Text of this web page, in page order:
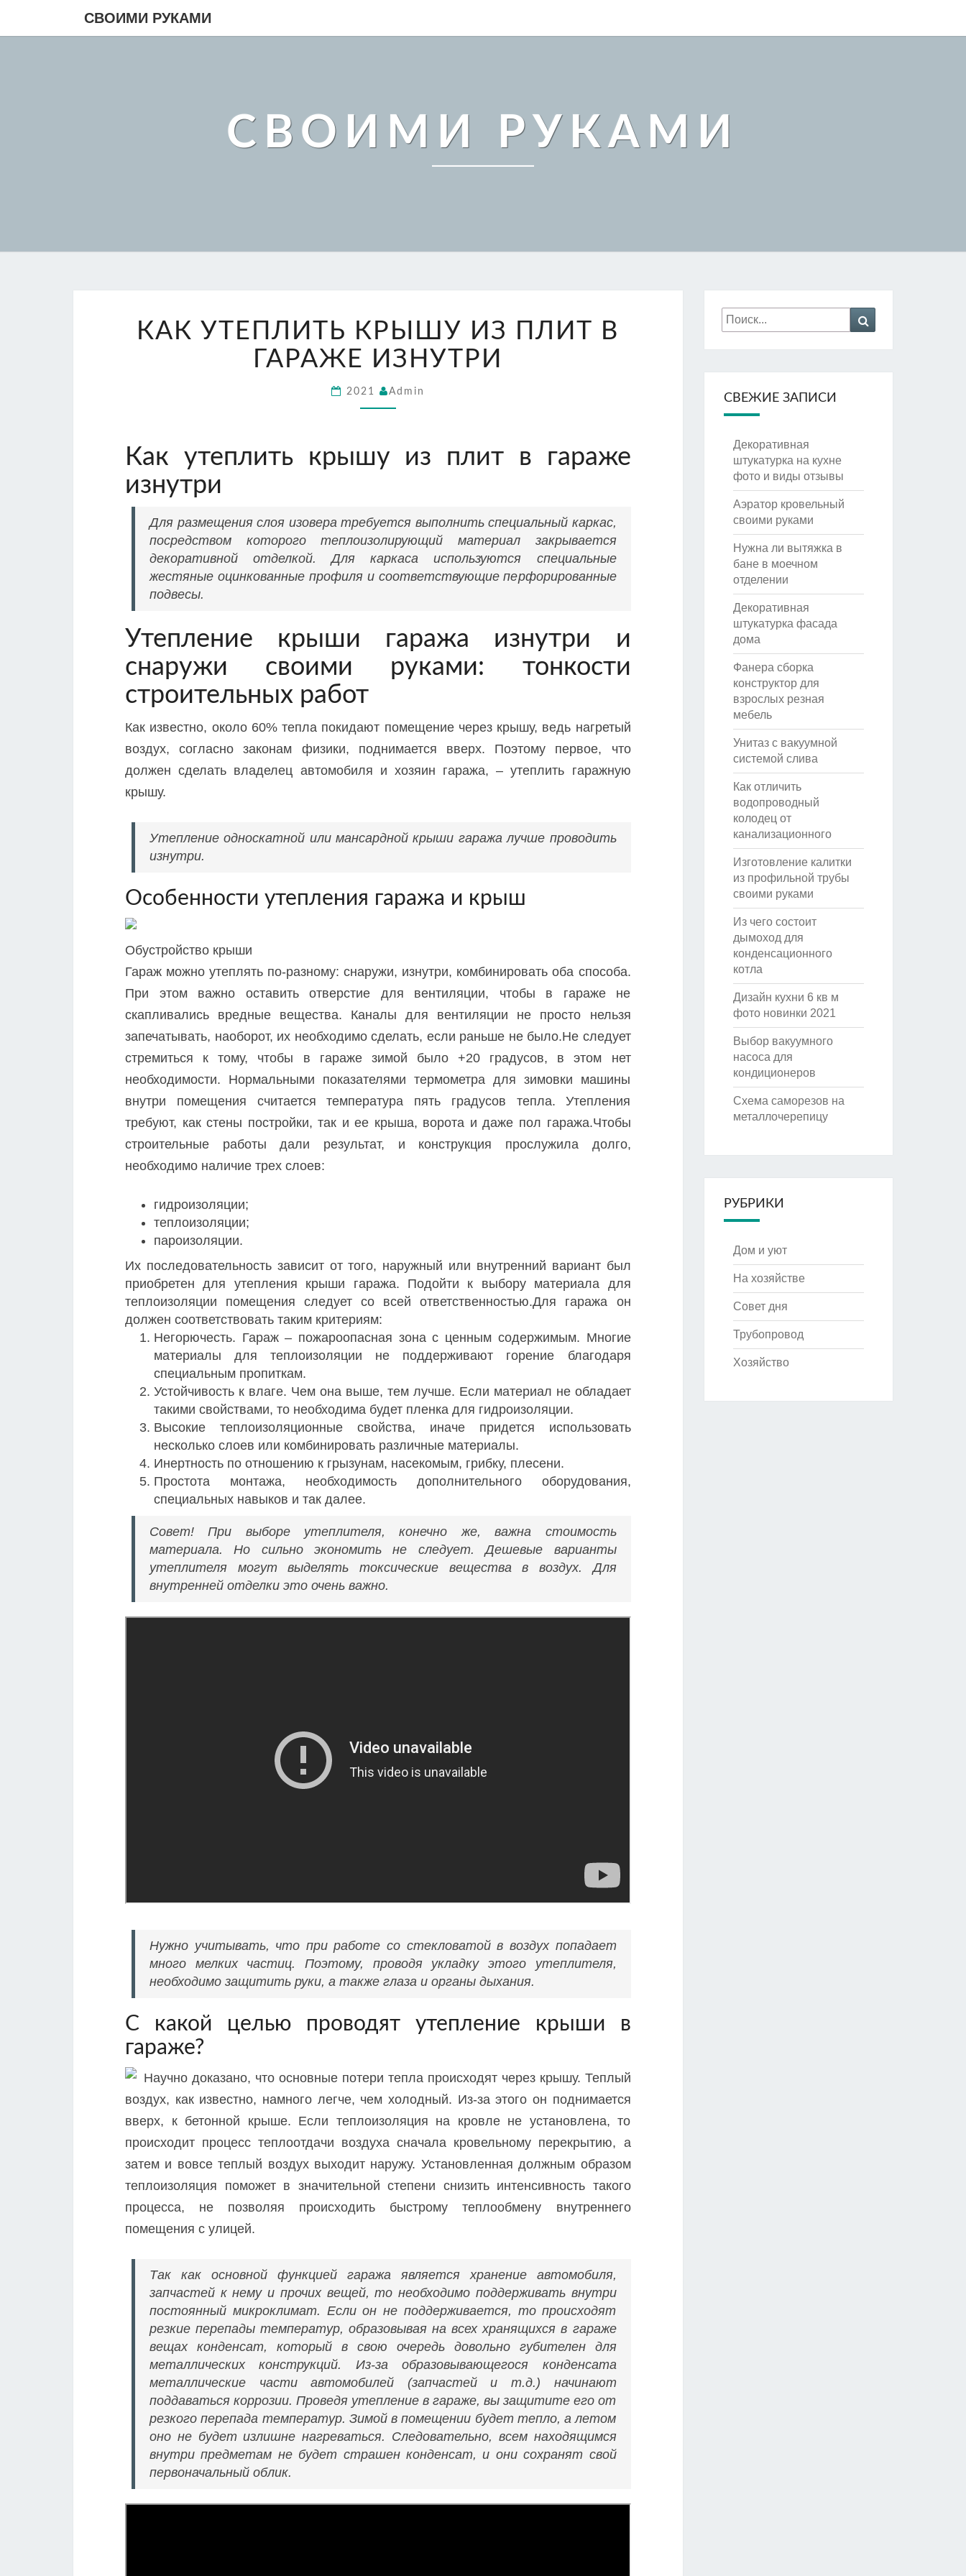
СВОИМИ РУКАМИ
СВОИМИ РУКАМИ
УТЕПЛИТЬ
КРЫШУ
ИЗ
ПЛИТ
КАК УТЕПЛИТЬ КРЫШУ ИЗ ПЛИТ В
ГАРАЖЕ ИЗНУТРИ
2021 Admin
Как утеплить крышу из плит в гараже
изнутри
Для размещения слоя изовера требуется выполнить специальный каркас,
посредством которого теплоизолирующий материал закрывается
декоративной отделкой. Для каркаса используются специальные
жестяные оцинкованные профиля и соответствующие перфорированные
подвесы.
Утепление крыши гаража изнутри и
снаружи своими руками: тонкости
строительных работ
Как известно, около 60% тепла покидают помещение через крышу, ведь нагретый
воздух, согласно законам физики, поднимается вверх. Поэтому первое, что
должен сделать владелец автомобиля и хозяин гаража, – утеплить гаражную
крышу.
Утепление односкатной или мансардной крыши гаража лучше проводить
изнутри.
Особенности утепления гаража и крыш
Обустройство крыши
Гараж можно утеплять по-разному: снаружи, изнутри, комбинировать оба способа.
При этом важно оставить отверстие для вентиляции, чтобы в гараже не
скапливались вредные вещества. Каналы для вентиляции не просто нельзя
запечатывать, наоборот, их необходимо сделать, если раньше не было.Не следует
стремиться к тому, чтобы в гараже зимой было +20 градусов, в этом нет
необходимости. Нормальными показателями термометра для зимовки машины
внутри помещения считается температура пять градусов тепла. Утепления
требуют, как стены постройки, так и ее крыша, ворота и даже пол гаража.Чтобы
строительные работы дали результат, и конструкция прослужила долго,
необходимо наличие трех слоев:
гидроизоляции;
теплоизоляции;
пароизоляции.
Их последовательность зависит от того, наружный или внутренний вариант был
приобретен для утепления крыши гаража. Подойти к выбору материала для
теплоизоляции помещения следует со всей ответственностью.Для гаража он
должен соответствовать таким критериям:
Негорючесть. Гараж – пожароопасная зона с ценным содержимым. Многие
материалы для теплоизоляции не поддерживают горение благодаря
специальным пропиткам.
Устойчивость к влаге. Чем она выше, тем лучше. Если материал не обладает
такими свойствами, то необходима будет пленка для гидроизоляции.
Высокие теплоизоляционные свойства, иначе придется использовать
несколько слоев или комбинировать различные материалы.
Инертность по отношению к грызунам, насекомым, грибку, плесени.
Простота монтажа, необходимость дополнительного оборудования,
специальных навыков и так далее.
Совет! При выборе утеплителя, конечно же, важна стоимость
материала. Но сильно экономить не следует. Дешевые варианты
утеплителя могут выделять токсические вещества в воздух. Для
внутренней отделки это очень важно.
Нужно учитывать, что при работе со стекловатой в воздух попадает
много мелких частиц. Поэтому, проводя укладку этого утеплителя,
необходимо защитить руки, а также глаза и органы дыхания.
С какой целью проводят утепление крыши в
гараже?
Научно доказано, что основные потери тепла происходят через крышу. Теплый
воздух, как известно, намного легче, чем холодный. Из-за этого он поднимается
вверх, к бетонной крыше. Если теплоизоляция на кровле не установлена, то
происходит процесс теплоотдачи воздуха сначала кровельному перекрытию, а
затем и вовсе теплый воздух выходит наружу. Установленная должным образом
теплоизоляция поможет в значительной степени снизить интенсивность такого
процесса, не позволяя происходить быстрому теплообмену внутреннего
помещения с улицей.
Так как основной функцией гаража является хранение автомобиля,
запчастей к нему и прочих вещей, то необходимо поддерживать внутри
постоянный микроклимат. Если он не поддерживается, то происходят
резкие перепады температур, образовывая на всех хранящихся в гараже
вещах конденсат, который в свою очередь довольно губителен для
металлических конструкций. Из-за образовывающегося конденсата
металлические части автомобилей (запчастей и т.д.) начинают
поддаваться коррозии. Проведя утепление в гараже, вы защитите его от
резкого перепада температур. Зимой в помещении будет тепло, а летом
оно не будет излишне нагреваться. Следовательно, всем находящимся
внутри предметам не будет страшен конденсат, и они сохранят свой
первоначальный облик.
Искать:
СВЕЖИЕ ЗАПИСИ
Декоративная
штукатурка на кухне
фото и виды отзывы
Аэратор кровельный
своими руками
Нужна ли вытяжка в
бане в моечном
отделении
Декоративная
штукатурка фасада
дома
Фанера сборка
конструктор для
взрослых резная
мебель
Унитаз с вакуумной
системой слива
Как отличить
водопроводный
колодец от
канализационного
Изготовление калитки
из профильной трубы
своими руками
Из чего состоит
дымоход для
конденсационного
котла
Дизайн кухни 6 кв м
фото новинки 2021
Выбор вакуумного
насоса для
кондиционеров
Схема саморезов на
металлочерепицу
РУБРИКИ
Дом и уют
На хозяйстве
Совет дня
Трубопровод
Хозяйство